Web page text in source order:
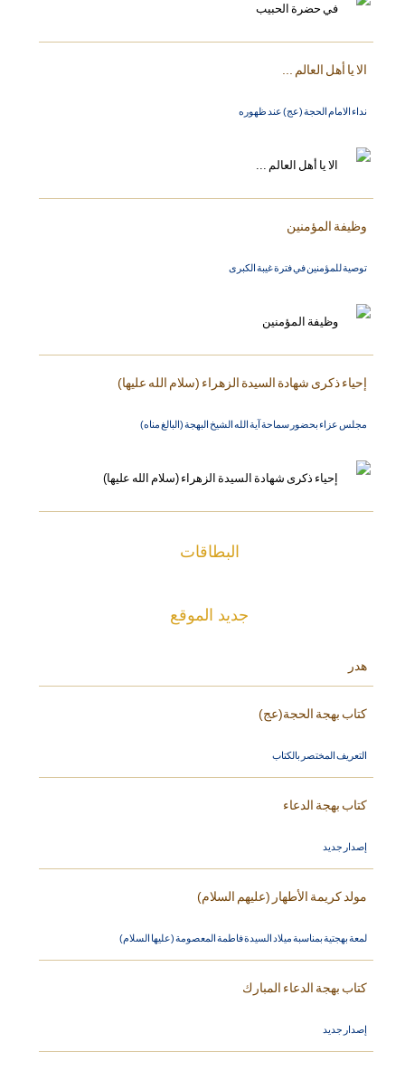
الا يا أهل العالم ...
نداء الامام الحجة (عج) عند ظهوره
وظيفة المؤمنين
توصية للمؤمنين في فترة غيبة الكبرى
إحياء ذكرى شهادة السيدة الزهراء (سلام الله عليها)
مجلس عزاء بحضور سماحة آية الله الشيخ البهجة (البالغ مناه)
البطاقات
جديد الموقع
هدر
كتاب بهجة الحجة(عج)
التعريف المختصر بالكتاب
كتاب بهجة الدعاء
إصدار جديد
مولد كريمة الأطهار (عليهم السلام)
لمعة بهجتية بمناسبة ميلاد السيدة فاطمة المعصومة (عليها السلام)
كتاب بهجة الدعاء المبارك
إصدار جديد